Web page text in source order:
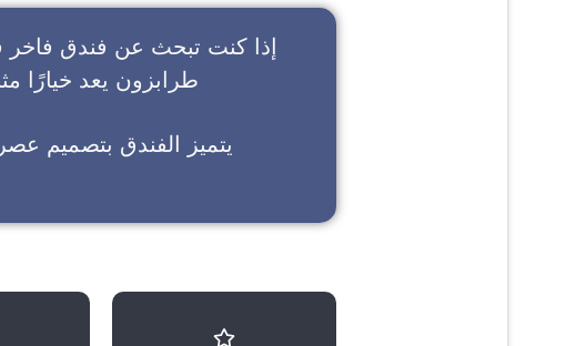
إذا كنت تبحث عن فندق
طرابزون يعد خيارًا
يتميز الفندق بتصميم